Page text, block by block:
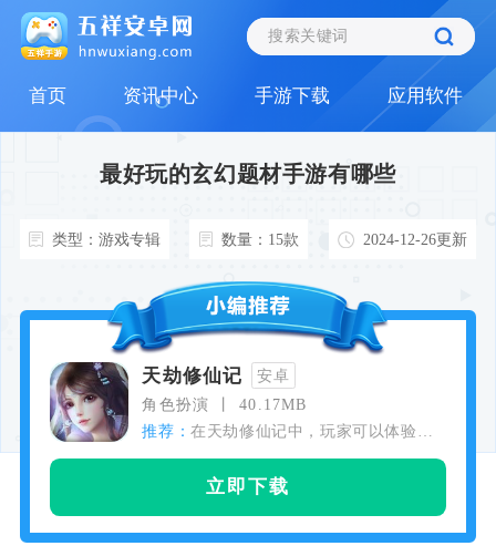
首页 资讯中心 手游下载 应用软件
最好玩的玄幻题材手游有哪些
类型：游戏专辑 数量：15款 2024-12-26更新
天劫修仙记
安卓
角色扮演
40.17MB
推荐：在天劫修仙记中，玩家可以体验到
集各类天材地宝、炼化仙器、学习
仙术、参与门派战争等。特色的天
劫系统设计为修仙之路增添了无数
艰难险阻，只有真正强大的修士方
立即下载